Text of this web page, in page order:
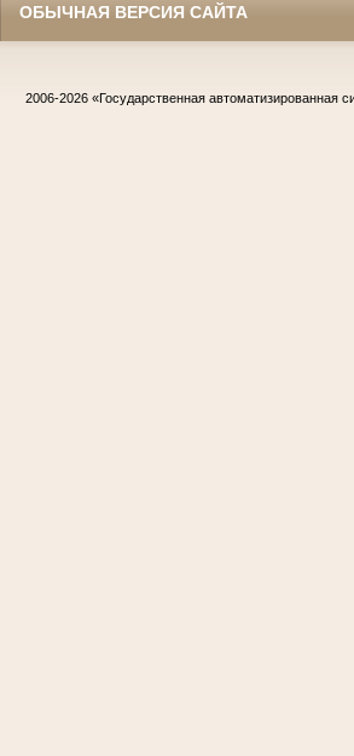
ОБЫЧНАЯ ВЕРСИЯ САЙТА
2006-2026 «Государственная автоматизированная